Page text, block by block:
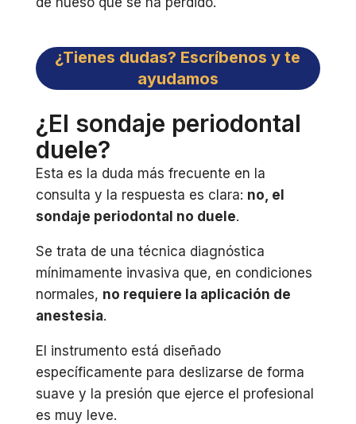
¿Tienes dudas? Escríbenos y te
ayudamos
¿El sondaje periodontal
duele?
Esta es la duda más frecuente en la
consulta y la respuesta es clara: no, el
sondaje periodontal no duele.
Se trata de una técnica diagnóstica
mínimamente invasiva que, en condiciones
normales, no requiere la aplicación de
anestesia.
El instrumento está diseñado
específicamente para deslizarse de forma
suave y la presión que ejerce el profesional
es muy leve.